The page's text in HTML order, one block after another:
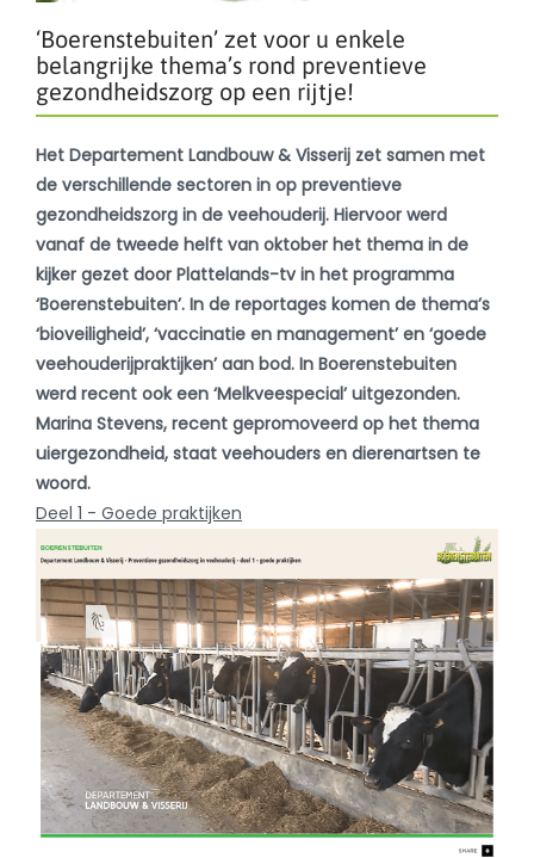
‘Boerenstebuiten’ zet voor u enkele
belangrijke thema’s rond preventieve
gezondheidszorg op een rijtje!
Het Departement Landbouw & Visserij zet samen met
de verschillende sectoren in op preventieve
gezondheidszorg in de veehouderij. Hiervoor werd
vanaf de tweede helft van oktober het thema in de
kijker gezet door Plattelands-tv in het programma
‘Boerenstebuiten’. In de reportages komen de thema’s
‘bioveiligheid’, ‘vaccinatie en management’ en ‘goede
veehouderijpraktijken’ aan bod. In Boerenstebuiten
werd recent ook een ‘Melkveespecial’ uitgezonden.
Marina Stevens, recent gepromoveerd op het thema
uiergezondheid, staat veehouders en dierenartsen te
woord.
Deel 1 - Goede praktijken